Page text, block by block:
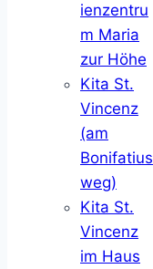
ienzentru
m Maria
zur Höhe
Kita St.
Vincenz
(am
Bonifatius
weg)
Kita St.
Vincenz
im Haus